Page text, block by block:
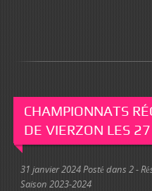
CHAMPIONNATS
DE VIERZON LES
31 janvier 2024Posté dans 2 -
Saison 2023-2024